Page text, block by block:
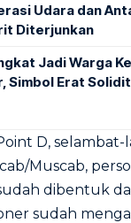
Udara dan
Diterjunkan
Jadi Warga
Simbol Erat
D,
Muscab,
dibentuk
sudah